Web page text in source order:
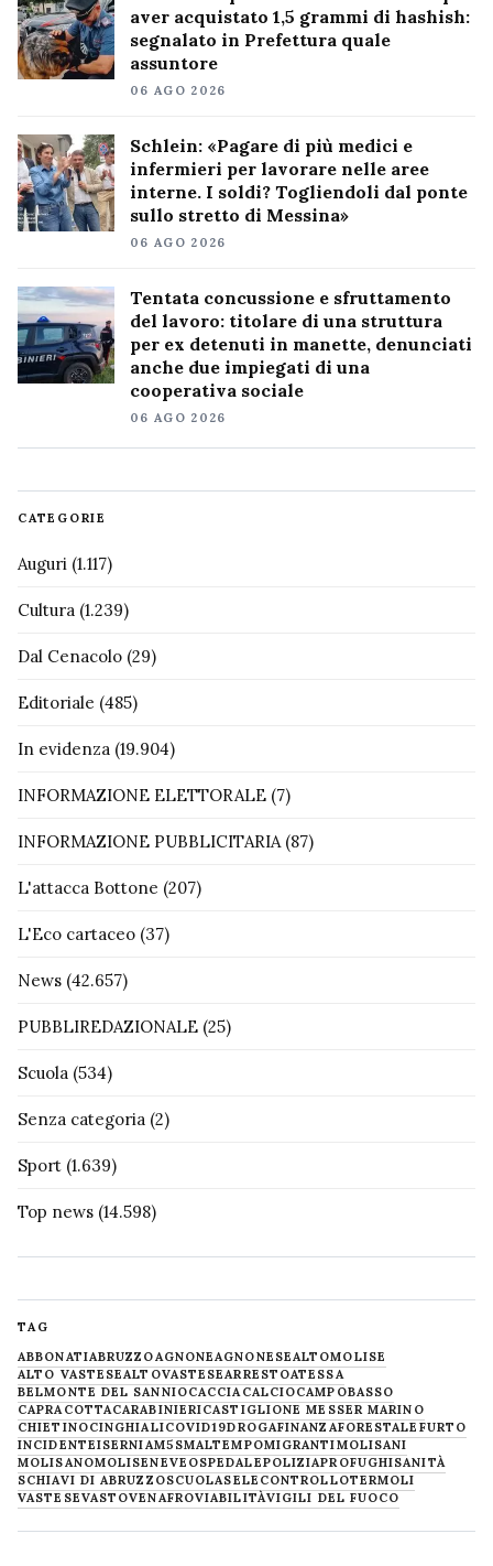
aver acquistato 1,5 grammi di hashish:
segnalato in Prefettura quale
assuntore
06 AGO 2026
Schlein: «Pagare di più medici e
infermieri per lavorare nelle aree
interne. I soldi? Togliendoli dal ponte
sullo stretto di Messina»
06 AGO 2026
Tentata concussione e sfruttamento
del lavoro: titolare di una struttura
per ex detenuti in manette, denunciati
anche due impiegati di una
cooperativa sociale
06 AGO 2026
CATEGORIE
Auguri (1.117)
Cultura (1.239)
Dal Cenacolo (29)
Editoriale (485)
In evidenza (19.904)
INFORMAZIONE ELETTORALE (7)
INFORMAZIONE PUBBLICITARIA (87)
L'attacca Bottone (207)
L'Eco cartaceo (37)
News (42.657)
PUBBLIREDAZIONALE (25)
Scuola (534)
Senza categoria (2)
Sport (1.639)
Top news (14.598)
TAG
ABBONATIABRUZZOAGNONEAGNONESEALTOMOLISE
ALTO VASTESEALTOVASTESEARRESTOATESSA
BELMONTE DEL SANNIOCACCIA CALCIOCAMPOBASSO
CAPRACOTTACARABINIERICASTIGLIONE MESSER MARINO
CHIETINOCINGHIALICOVID19DROGAFINANZAFORESTALE FURTO
INCIDENTEISERNIAM5SMALTEMPOMIGRANTIMOLISANI
MOLISANOMOLISENEVE OSPEDALEPOLIZIAPROFUGHISANITÀ
SCHIAVI DI ABRUZZOSCUOLASELECONTROLLOTERMOLI
VASTESEVASTOVENAFROVIABILITÀVIGILI DEL FUOCO